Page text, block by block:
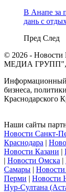
В Анапе за
дань с
Пред След
© 2026 - Новости
МЕДИА ГРУПП",
Информационный
бизнеса,
Краснодарского
Наши сайты
Новости Санкт-
Краснодара |
Новости Казани |
| Новости Омска |
Самары | Новости
Перми | Новости
Нур-Султана